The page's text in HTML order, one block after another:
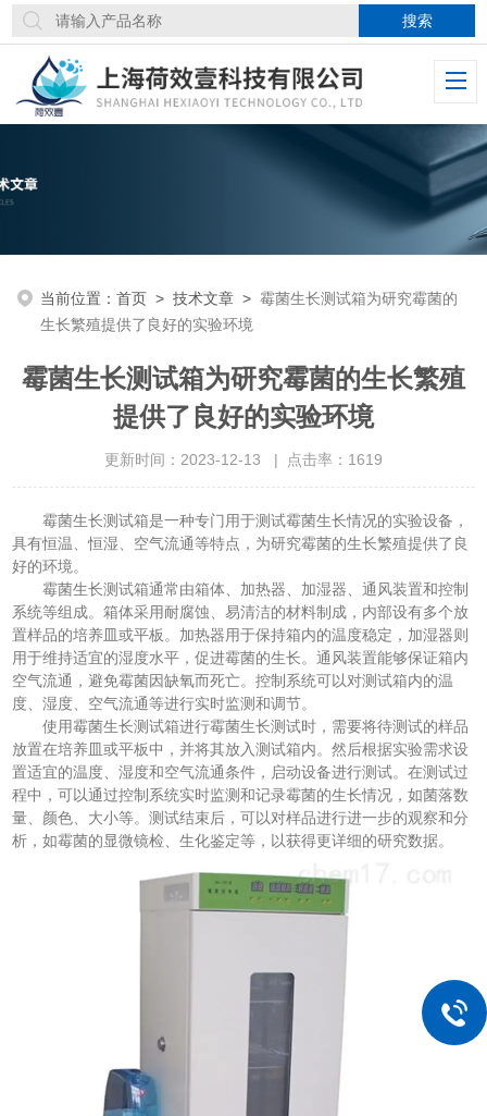
当前位置：首页 >技术文章 >霉菌生长测试箱为研究霉菌的
生长繁殖提供了良好的实验环境
霉菌生长测试箱为研究霉菌的生长繁殖
提供了良好的实验环境
更新时间：2023-12-13 | 点击率：1619
霉菌生长测试箱是一种专门用于测试霉菌生长情况的实验设备，
具有恒温、恒湿、空气流通等特点，为研究霉菌的生长繁殖提供了良
好的环境。
霉菌生长测试箱通常由箱体、加热器、加湿器、通风装置和控制
系统等组成。箱体采用耐腐蚀、易清洁的材料制成，内部设有多个放
置样品的培养皿或平板。加热器用于保持箱内的温度稳定，加湿器则
用于维持适宜的湿度水平，促进霉菌的生长。通风装置能够保证箱内
空气流通，避免霉菌因缺氧而死亡。控制系统可以对测试箱内的温
度、湿度、空气流通等进行实时监测和调节。
使用霉菌生长测试箱进行霉菌生长测试时，需要将待测试的样品
放置在培养皿或平板中，并将其放入测试箱内。然后根据实验需求设
置适宜的温度、湿度和空气流通条件，启动设备进行测试。在测试过
程中，可以通过控制系统实时监测和记录霉菌的生长情况，如菌落数
量、颜色、大小等。测试结束后，可以对样品进行进一步的观察和分
析，如霉菌的显微镜检、生化鉴定等，以获得更详细的研究数据。